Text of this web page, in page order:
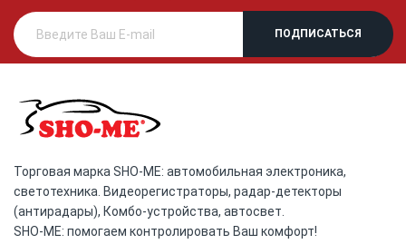
Торговая марка SHO-ME: автомобильная электроника,
светотехника. Видеорегистраторы, радар-детекторы
(антирадары), Комбо-устройства, автосвет.
SHO-ME: помогаем контролировать Ваш комфорт!